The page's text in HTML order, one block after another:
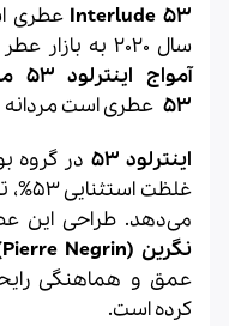
Interlude 53 عطری
سال 2020 به بازار عطر و ادکلن عرضه شد.
53 عطری است
اینترلود 53
در گروه
غلظت
می‌دهد. طراحی این
نگرین (Pierre Negrin)
عمق و هماهنگی
کرده است.